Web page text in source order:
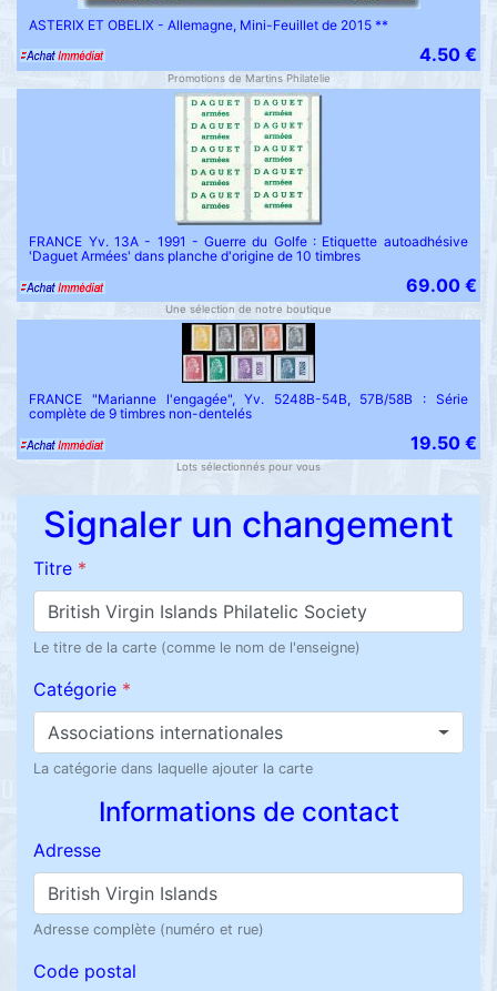
ASTERIX ET OBELIX - Allemagne, Mini-Feuillet de 2015 **
4.50 €
Promotions de Martins Philatelie
FRANCE Yv. 13A - 1991 - Guerre du Golfe : Etiquette autoadhésive
'Daguet Armées' dans planche d'origine de 10 timbres
69.00 €
Une sélection de notre boutique
FRANCE "Marianne l'engagée", Yv. 5248B-54B, 57B/58B : Série
complète de 9 timbres non-dentelés
19.50 €
Lots sélectionnés pour vous
Signaler un changement
Titre *
Le titre de la carte (comme le nom de l'enseigne)
Catégorie *
Associations internationales
La catégorie dans laquelle ajouter la carte
Informations de contact
Adresse
Adresse complète (numéro et rue)
Code postal